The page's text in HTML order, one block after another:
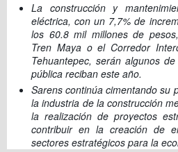
La construcción y
eléctrica, con un 7,7% de
los 60.8 mil millones de
Tren Maya o el Corredor
Tehuantepec, serán algunos
pública reciban este año.
Sarens continúa cimentando su
la industria de la construcción
la realización de proyectos
contribuir en la creación de
sectores estratégicos para la